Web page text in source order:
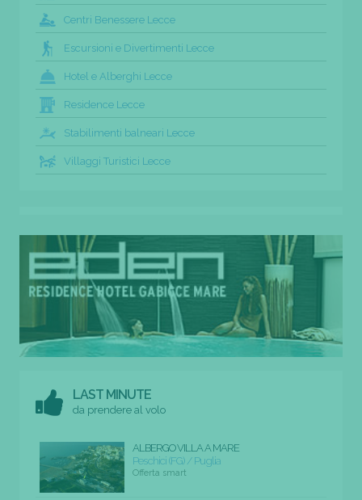
Centri Benessere Lecce
Escursioni e Divertimenti Lecce
Hotel e Alberghi Lecce
Residence Lecce
Stabilimenti balneari Lecce
Villaggi Turistici Lecce
LAST MINUTE
da prendere al volo
ALBERGO VILLA A MARE
Peschici (FG) / Puglia
Offerta smart